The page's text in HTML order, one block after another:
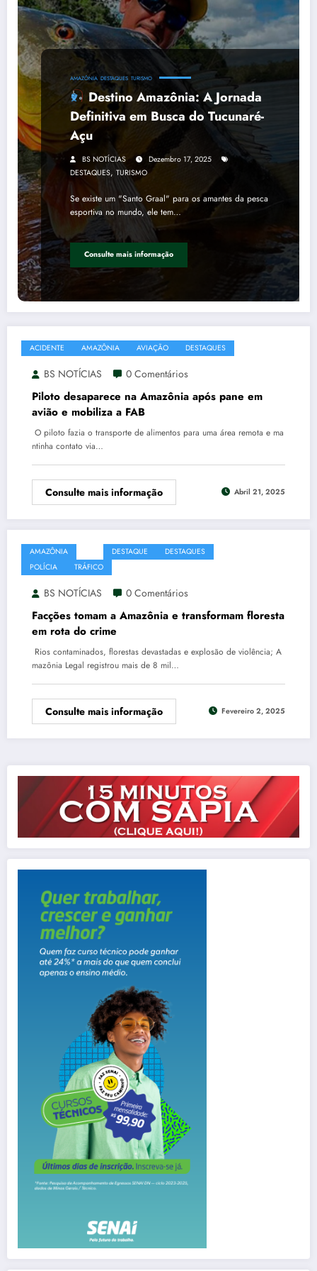
AMAZÔNIA DESTAQUES TURISMO
Destino Amazônia: A Jornada
Definitiva em Busca do Tucunaré-
Açu
BS NOTÍCIAS
Dezembro 17, 2025
DESTAQUES, TURISMO
Se existe um "Santo Graal" para os amantes da pesca
esportiva no mundo, ele tem…
Consulte mais informação
ACIDENTE AMAZÔNIA AVIAÇÃO DESTAQUES
BS NOTÍCIAS 0 Comentários
Piloto desaparece na Amazônia após pane em
avião e mobiliza a FAB
O piloto fazia o transporte de alimentos para uma área remota e ma
ntinha contato via…
Consulte mais informação Abril 21, 2025
AMAZÔNIA DESTAQUE DESTAQUES
POLÍCIA
TRÁFICO
BS NOTÍCIAS 0 Comentários
Facções tomam a Amazônia e transformam floresta
em rota do crime
Rios contaminados, florestas devastadas e explosão de violência; A
mazônia Legal registrou mais de 8 mil…
Consulte mais informação Fevereiro 2, 2025